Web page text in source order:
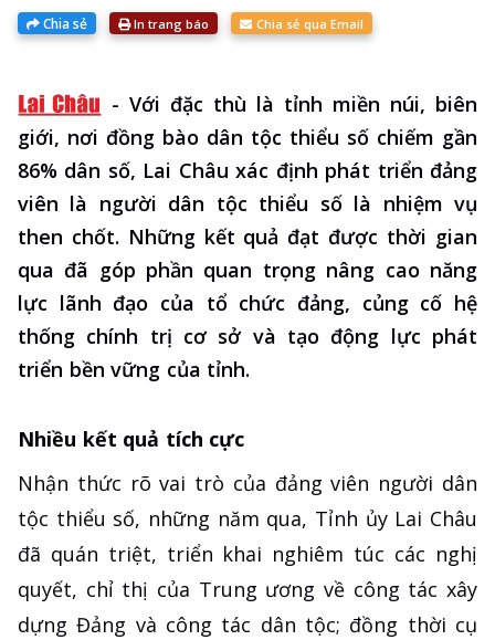
Chia sẻ In trang báo Chia sẻ qua Email
- Với đặc thù là tỉnh miền núi, biên
giới, nơi đồng bào dân tộc thiểu số chiếm gần
86% dân số, Lai Châu xác định phát triển đảng
viên là người dân tộc thiểu số là nhiệm vụ
then chốt. Những kết quả đạt được thời gian
qua đã góp phần quan trọng nâng cao năng
lực lãnh đạo của tổ chức đảng, củng cố hệ
thống chính trị cơ sở và tạo động lực phát
triển bền vững của tỉnh.
Nhiều kết quả tích cực
Nhận thức rõ vai trò của đảng viên người dân
tộc thiểu số, những năm qua, Tỉnh ủy Lai Châu
đã quán triệt, triển khai nghiêm túc các nghị
quyết, chỉ thị của Trung ương về công tác xây
dựng Đảng và công tác dân tộc; đồng thời cụ